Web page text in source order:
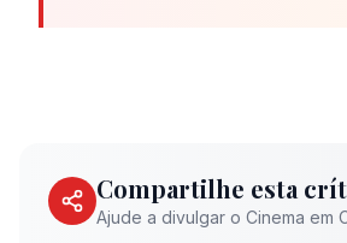
Compartilhe esta
Ajude a divulgar o Cinema em